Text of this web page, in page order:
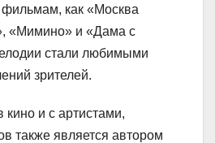
как «Москва
«Мимино» и «Дама с
стали любимыми
зрителей.
и с артистами,
также является автором